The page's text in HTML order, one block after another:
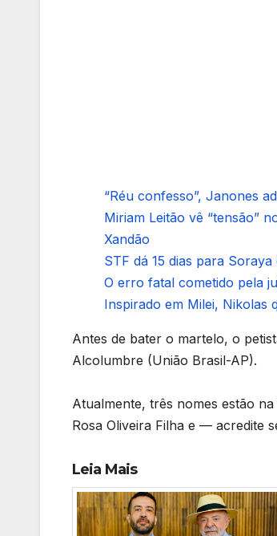
“Réu confesso”, Janones
Miriam Leitão vê “tensão”
Xandão
STF dá 15 dias para
O erro fatal cometido pela
Inspirado em Milei, Nikolas
Antes de bater o martelo, o
Alcolumbre (União Brasil-AP).
Atualmente, três nomes estão
Rosa Oliveira Filha e — acredite
Leia Mais